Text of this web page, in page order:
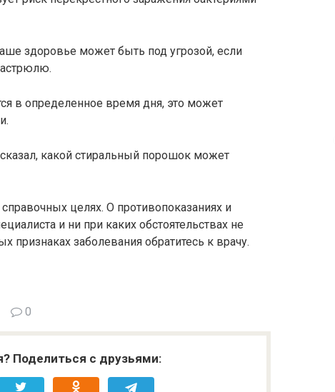
здоровье может быть под угрозой, если
в определенное время дня, это может
какой стиральный порошок может
целях. О противопоказаниях и
и ни при каких обстоятельствах не
признаках заболевания обратитесь к врачу.
0
Поделиться с друзьями: